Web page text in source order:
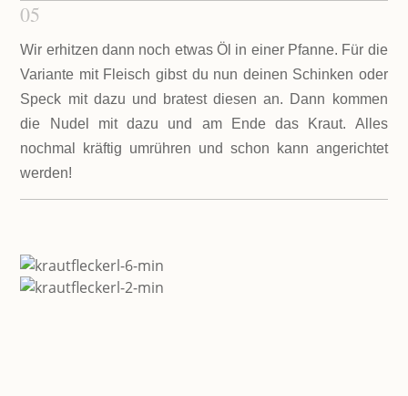
05
Wir erhitzen dann noch etwas Öl in einer Pfanne. Für die
Variante mit Fleisch gibst du nun deinen Schinken oder
Speck mit dazu und bratest diesen an. Dann kommen
die Nudel mit dazu und am Ende das Kraut. Alles
nochmal kräftig umrühren und schon kann angerichtet
werden!